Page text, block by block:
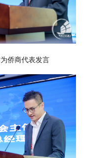
侨商代表发言